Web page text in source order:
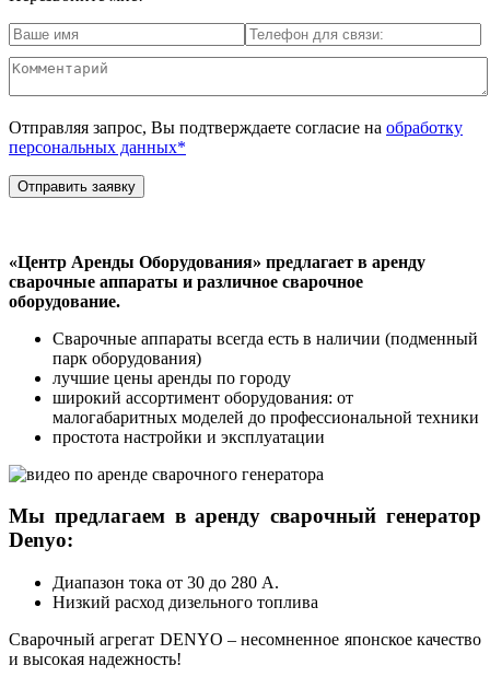
Отправляя запрос, Вы подтверждаете согласие на обработку
персональных данных*
«Центр Аренды Оборудования» предлагает в аренду
сварочные аппараты и различное сварочное
оборудование.
Cварочные аппараты всегда есть в наличии (подменный
парк оборудования)
лучшие цены аренды по городу
широкий ассортимент оборудования: от
малогабаритных моделей до профессиональной техники
простота настройки и эксплуатации
Мы предлагаем в аренду сварочный генератор
Denyo:
Диапазон тока от 30 до 280 А.
Низкий расход дизельного топлива
Cварочный агрегат DENYO – несомненное японское качество
и высокая надежность!